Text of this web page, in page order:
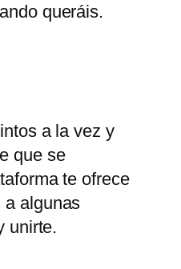
queráis.
a la vez y
que se
te ofrece
a algunas
unirte.